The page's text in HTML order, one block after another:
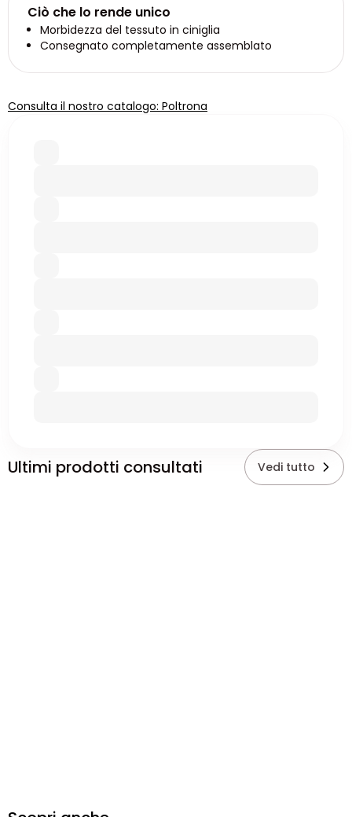
Ciò che lo rende unico
Morbidezza del tessuto in ciniglia
Consegnato completamente assemblato
Consulta il nostro catalogo: Poltrona
Ultimi prodotti consultati Vedi tutto